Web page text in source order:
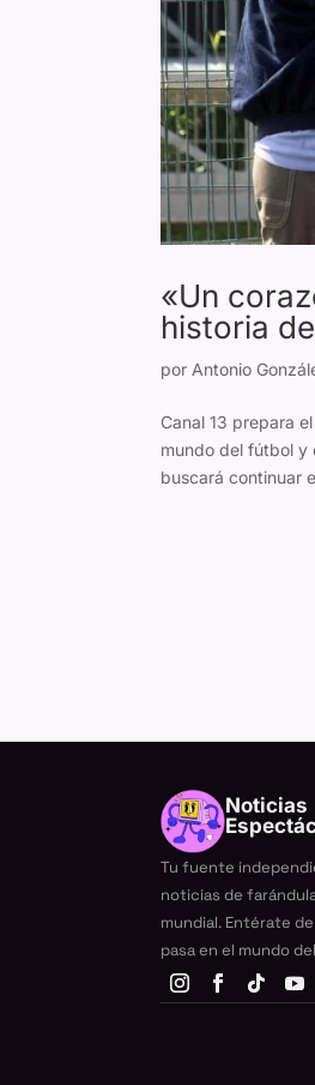
«Un
historia
por Antonio
Canal 13 prepara
mundo del fútbol y
buscará continuar
Noticias
Tu fuente
noticias de
mundial. Entérate
pasa en el mundo